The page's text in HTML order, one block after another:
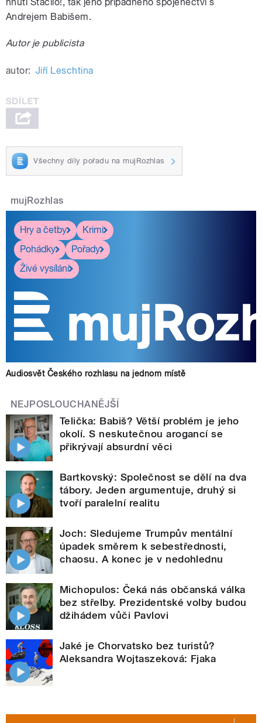
Andrejem Babišem.
Autor je publicista
autor: Jiří Leschtina
Všechny díly pořadu na mujRozhlas
mujRozhlas
Hry a četby
Krimi
Pohádky
Pořady
Živé vysílání
Audiosvět Českého rozhlasu na jednom místě
NEJPOSLOUCHANĚJŠÍ
Telička: Babiš? Větší problém je jeho
okolí. S neskutečnou arogancí se
přikrývají absurdní věci
Bartkovský: Společnost se dělí na dva
tábory. Jeden argumentuje, druhý si
tvoří paralelní realitu
Joch: Sledujeme Trumpův mentální
úpadek směrem k sebestřednosti,
chaosu. A konec je v nedohlednu
Michopulos: Čeká nás občanská válka
bez střelby. Prezidentské volby budou
džihádem vůči Pavlovi
Jaké je Chorvatsko bez turistů?
Aleksandra Wojtaszeková: Fjaka